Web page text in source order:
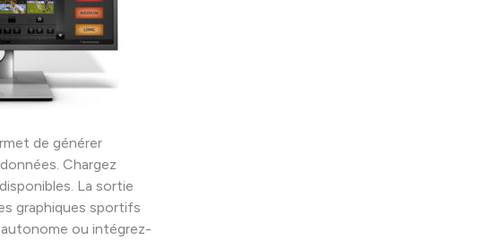
de générer
Chargez
La sortie
graphiques sportifs
ou intégrez-